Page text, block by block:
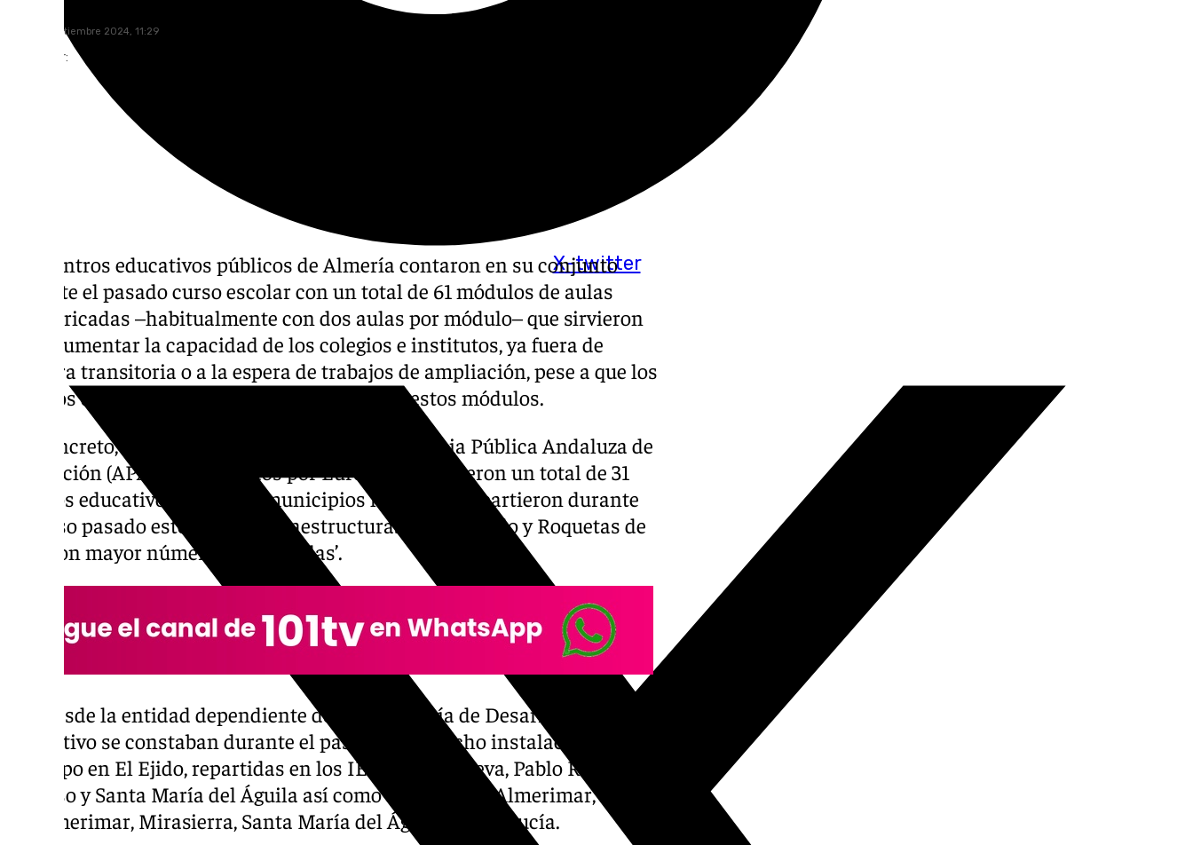
X-twitter
lunes, 9 septiembre 2024, 11:29
Compartir:
Los centros educativos públicos de Almería contaron en su conjunto
durante el pasado curso escolar con un total de 61 módulos de aulas
prefabricadas –habitualmente con dos aulas por módulo– que sirvieron
para aumentar la capacidad de los colegios e institutos, ya fuera de
manera transitoria o a la espera de trabajos de ampliación, pese a que los
últimos dos cursos la
ha retirado 19 de estos módulos.
En concreto, según los datos que maneja la Agencia Pública Andaluza de
Educación (APAE) consultados por Europa Press, fueron un total de 31
centros educativos de nueve municipios los que se repartieron durante
el curso pasado este tipo de infraestructuras, con El Ejido y Roquetas de
Mar con mayor número de ‘caracolas’.
Así, desde la entidad dependiente de la Consejería de Desarrollo
Educativo se constaban durante el pasado curso ocho instalaciones de
este tipo en El Ejido, repartidas en los IES Fuente Nueva, Pablo Ruiz
Picasso y Santa María del Águila así como en los CEIP Almerimar, Bahía
de Almerimar, Mirasierra, Santa María del Águila y Andalucía.